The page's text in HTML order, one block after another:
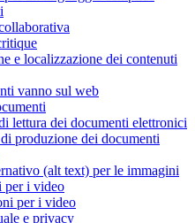
e localizzazione dei contenuti
vanno sul web
lettura dei documenti elettronici
produzione dei documenti
(alt text) per le immagini
per i video
per i video
e privacy